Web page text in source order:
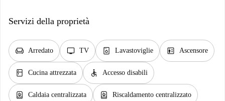
Servizi della proprietà
chair Arredato tv TV dishwasher_gen Lavastoviglie elevator Ascensore
kitchen Cucina attrezzata accessible Accesso disabili
water_heater Caldaia centralizzata water_heater Riscaldamento centralizzato